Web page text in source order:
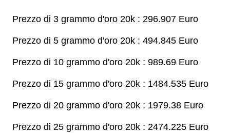
Prezzo di 3 grammo d'oro 20k : 296.907 Euro
Prezzo di 5 grammo d'oro 20k : 494.845 Euro
Prezzo di 10 grammo d'oro 20k : 989.69 Euro
Prezzo di 15 grammo d'oro 20k : 1484.535 Euro
Prezzo di 20 grammo d'oro 20k : 1979.38 Euro
Prezzo di 25 grammo d'oro 20k : 2474.225 Euro